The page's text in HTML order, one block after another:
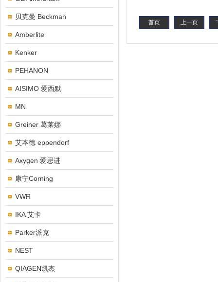
贝克曼 Beckman
Amberlite
Kenker
PEHANON
AISIMO 爱西默
MN
Greiner 葛莱娜
艾本德 eppendorf
Axygen 爱思进
康宁Corning
VWR
IKA 艾卡
Parker派克
NEST
QIAGEN凯杰
首页 上一页